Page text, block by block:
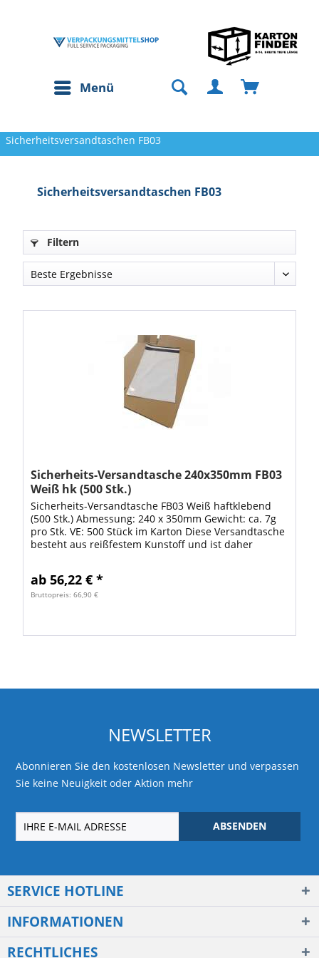
Menü
Sicherheitsversandtaschen FB03
Sicherheitsversandtaschen FB03
Filtern
Sicherheits-Versandtasche 240x350mm FB03
Weiß hk (500 Stk.)
Sicherheits-Versandtasche FB03 Weiß haftklebend
(500 Stk.) Abmessung: 240 x 350mm Gewicht: ca. 7g
pro Stk. VE: 500 Stück im Karton Diese Versandtasche
besteht aus reißfestem Kunstoff und ist daher
ab 56,22 € *
Bruttopreis: 66,90 €
NEWSLETTER
Abonnieren Sie den kostenlosen Newsletter und verpassen
Sie keine Neuigkeit oder Aktion mehr
ABSENDEN
SERVICE HOTLINE
INFORMATIONEN
RECHTLICHES